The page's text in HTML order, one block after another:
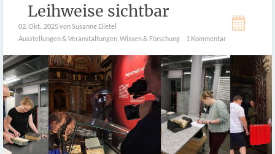
Leihweise sichtbar
02. Okt.. 2025von Susanne Dietel
Ausstellungen & Veranstaltungen Wissen & Forschung 1 Kommentar